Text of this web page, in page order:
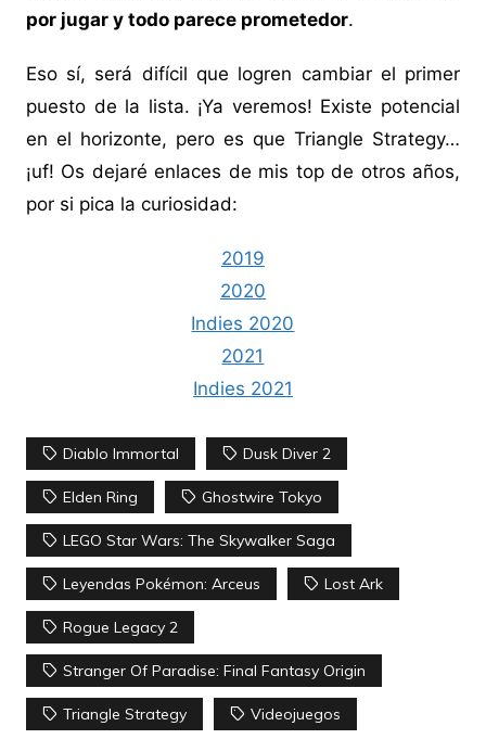
por jugar y todo parece prometedor.
Eso sí, será difícil que logren cambiar el primer
puesto de la lista. ¡Ya veremos! Existe potencial
en el horizonte, pero es que Triangle Strategy…
¡uf! Os dejaré enlaces de mis top de otros años,
por si pica la curiosidad:
2019
2020
Indies 2020
2021
Indies 2021
Diablo Immortal Dusk Diver 2
Elden Ring Ghostwire Tokyo
LEGO Star Wars: The Skywalker Saga
Leyendas Pokémon: Arceus Lost Ark
Rogue Legacy 2
Stranger Of Paradise: Final Fantasy Origin
Triangle Strategy Videojuegos